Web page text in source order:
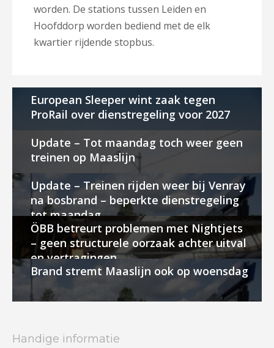
worden. De stations tussen Leiden en
Hoofddorp worden bediend met de elk
kwartier rijdende stopbus.
European Sleeper wint zaak tegen
ProRail over dienstregeling voor 2027
Update – Tot maandag toch weer geen
treinen op Maaslijn
Update – Treinen rijden weer bij Venray
na bosbrand – beperkte dienstregeling
tot maandag
ÖBB betreurt problemen met Nightjets
– geen structurele oorzaak achter uitval
en vertragingen
Brand stremt Maaslijn ook op woensdag
Handige informatie